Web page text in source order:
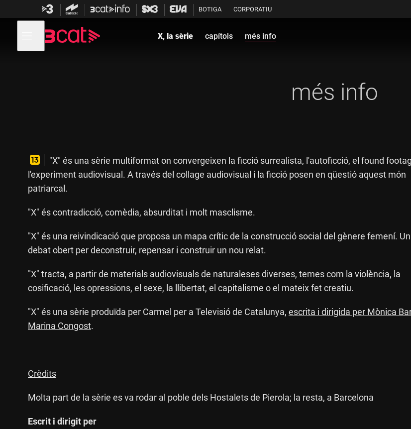
contingut
BOTIGA CORPORATIU
menú
de
X, la sèrie capítols més info
més info
"X" és una sèrie multiformat on convergeixen la ficció surrealista, l'autoficció, el found
l'experiment audiovisual. A través del collage audiovisual i la ficció posen en qüestió aquest món
patriarcal.
"X" és contradicció, comèdia, absurditat i molt masclisme.
"X" és una reivindicació que proposa un mapa crític de la construcció social del gènere femení. Un
debat obert per deconstruir, repensar i construir un nou relat.
"X" tracta, a partir de materials audiovisuals de naturaleses diverses, temes com la violència, la
cosificació, les opressions, el sexe, la llibertat, el capitalisme o el mateix fet creatiu.
"X" és una sèrie produïda per Carmel per a Televisió de Catalunya, escrita i dirigida per Mònica
Marina Congost.
Crèdits
Molta part de la sèrie es va rodar al poble dels Hostalets de Pierola; la resta, a Barcelona
Escrit i dirigit per